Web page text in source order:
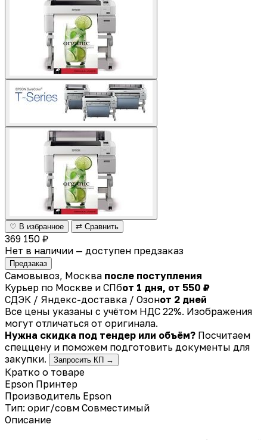
♡ В избранное ⇄ Сравнить
369 150 ₽
Нет в наличии — доступен предзаказ
Предзаказ
Самовывоз, Москва после поступления
Курьер по Москве и СПбот 1 дня, от 550 ₽
СДЭК / Яндекс-доставка / Озонот 2 дней
Все цены указаны с учётом НДС 22%. Изображения
могут отличаться от оригинала.
Нужна скидка под тендер или объём? Посчитаем
спеццену и поможем подготовить документы для
закупки.
Запросить КП →
Кратко о товаре
Epson Принтер
Производитель Epson
Тип: ориг/совм Совместимый
Описание